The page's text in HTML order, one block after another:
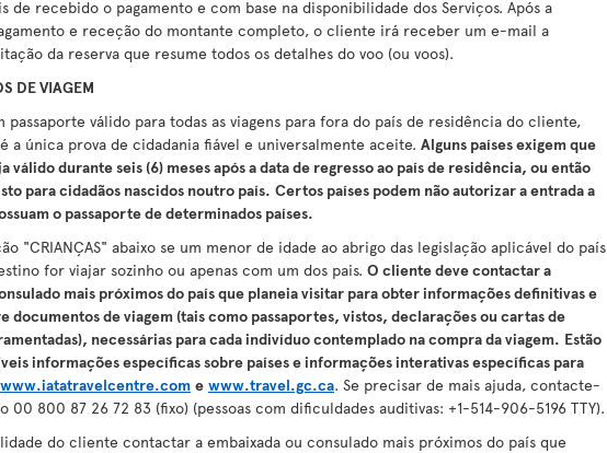
de recebido o pagamento e com base na disponibilidade dos Serviços. Após a
e receção do montante completo, o cliente irá receber um e-mail a
da reserva que resume todos os detalhes do voo (ou voos).
DE VIAGEM
passaporte válido para todas as viagens para fora do país de residência do cliente,
a única prova de cidadania fiável e universalmente aceite. Alguns países exigem que
válido durante seis (6) meses após a data de regresso ao país de residência, ou então
para cidadãos nascidos noutro país. Certos países podem não autorizar a entrada a
o passaporte de determinados países.
"CRIANÇAS" abaixo se um menor de idade ao abrigo das legislação aplicável do país
for viajar sozinho ou apenas com um dos pais. O cliente deve contactar a
mais próximos do país que planeia visitar para obter informações definitivas e
documentos de viagem (tais como passaportes, vistos, declarações ou cartas de
necessárias para cada indivíduo contemplado na compra da viagem. Estão
informações específicas sobre países e informações interativas específicas para
www.iatatravelcentre.com e www.travel.gc.ca. Se precisar de mais ajuda, contacte-
00 800 87 26 72 83 (fixo) (pessoas com dificuldades auditivas: +1-514-906-5196 TTY).
do cliente contactar a embaixada ou consulado mais próximos do país que